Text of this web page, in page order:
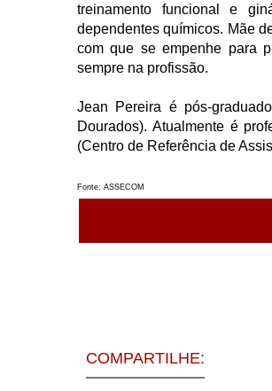
treinamento funcional e
dependentes químicos. Mãe
com que se empenhe para
sempre na profissão.
Jean Pereira é pós-
Dourados). Atualmente é
(Centro de Referência de
Fonte: ASSECOM
COMPARTILHE: